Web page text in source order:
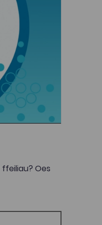
Oes